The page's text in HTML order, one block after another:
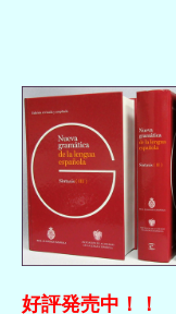
好評発売中！！